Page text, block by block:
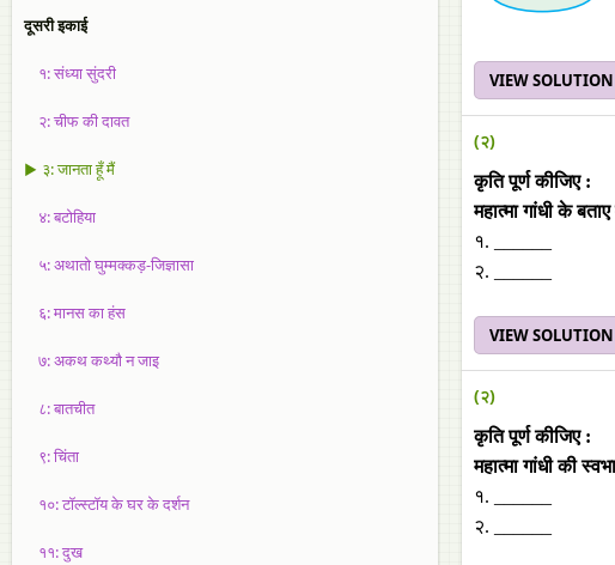
दूसरी इकाई
१: संध्या सुंदरी
२: चीफ की दावत
▶ ३: जानता हूँ मैं
४: बटोहिया
५: अथातो घुम्‍मक्‍कड़-जिज्ञासा
६: मानस का हंस
७: अकथ कथ्‍याै न जाइ
८: बातचीत
९: चिंता
१०: टॉल्स्टॉय के घर के दर्शन
११: दुख
VIEW SOLUTION
(२)
कृति पूर्ण कीजिए :
महात्‍मा गांधी के
१. ______
२. ______
VIEW SOLUTION
(२)
कृति पूर्ण कीजिए :
महात्‍मा गांधी की
१. ______
२. ______